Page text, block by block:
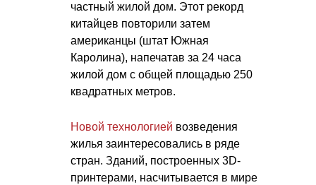
частный жилой дом. Этот рекорд
китайцев повторили затем
американцы (штат Южная
Каролина), напечатав за 24 часа
жилой дом с общей площадью 250
квадратных метров.
Новой технологией возведения
жилья заинтересовались в ряде
стран. Зданий, построенных 3D-
принтерами, насчитывается в мире